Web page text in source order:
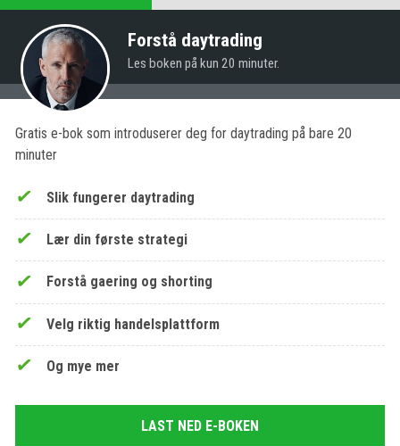
Forstå daytrading
Les boken på kun 20 minuter.
Gratis e-bok som introduserer deg for daytrading på bare 20
minuter
Slik fungerer daytrading
Lær din første strategi
Forstå gaering og shorting
Velg riktig handelsplattform
Og mye mer
LAST NED E-BOKEN